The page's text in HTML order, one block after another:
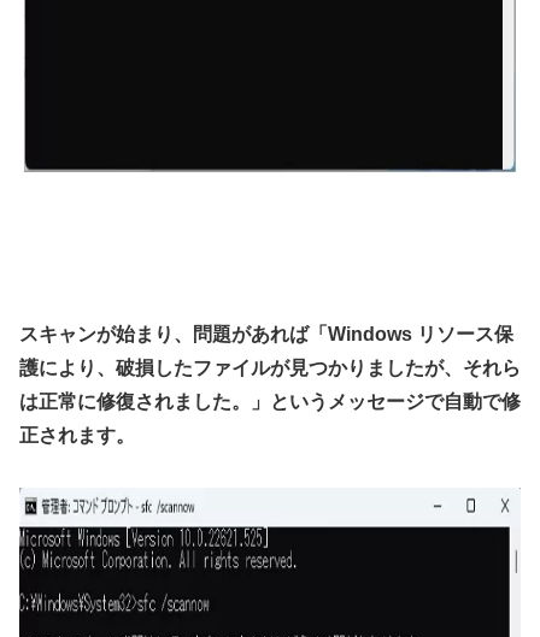
スキャンが始まり、問題があれば「Windows リソース保
護により、破損したファイルが見つかりましたが、それら
は正常に修復されました。」というメッセージで自動で修
正されます。